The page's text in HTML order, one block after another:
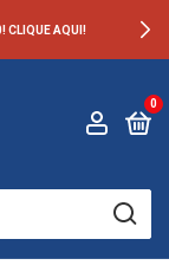
CLIQUE AQUI!
0